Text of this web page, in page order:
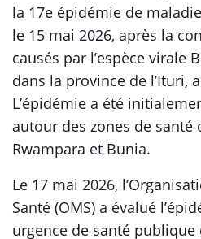
la 17e épidémie de
le 15 mai 2026, après la
causés par l’espèce virale
dans la province de l’Ituri,
L’épidémie a été
autour des zones de santé
Rwampara et Bunia.
Le 17 mai 2026,
Santé (OMS) a évalué
urgence de santé publique